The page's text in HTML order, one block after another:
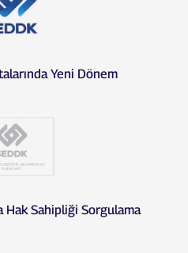
Yeni Dönem
Hak Sahipliği Sorgulama